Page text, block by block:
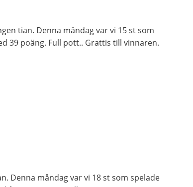
tian. Denna måndag var vi 15 st som
39 poäng. Full pott.. Grattis till vinnaren.
Denna måndag var vi 18 st som spelade